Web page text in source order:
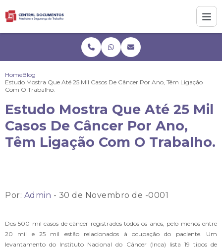
HomeBlog
Estudo Mostra Que Até 25 Mil Casos De Câncer Por Ano, Têm Ligação
Com O Trabalho.
Estudo Mostra Que Até 25 Mil
Casos De Câncer Por Ano,
Têm Ligação Com O Trabalho.
Por: Admin - 30 de Novembro de -0001
Dos 500 mil casos de câncer registrados todos os anos, pelo menos entre
20 mil e 25 mil estão relacionados à ocupação do paciente. Um
levantamento do Instituto Nacional do Câncer (Inca) lista 19 tipos de